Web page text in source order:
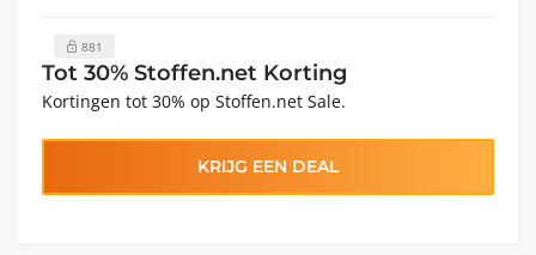
881
Tot 30% Stoffen.net Korting
Kortingen tot 30% op Stoffen.net Sale.
KRIJG EEN DEAL